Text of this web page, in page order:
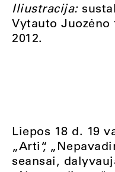
Iliustracija:
Vytauto
2012.
Liepos 18 d. 19
„Arti“,
seansai,